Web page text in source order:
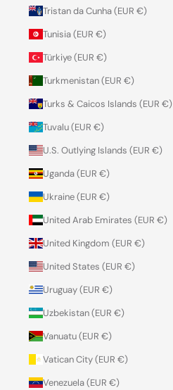
Tristan da Cunha (EUR €)
Tunisia (EUR €)
Türkiye (EUR €)
Turkmenistan (EUR €)
Turks & Caicos Islands (EUR €)
Tuvalu (EUR €)
U.S. Outlying Islands (EUR €)
Uganda (EUR €)
Ukraine (EUR €)
United Arab Emirates (EUR €)
United Kingdom (EUR €)
United States (EUR €)
Uruguay (EUR €)
Uzbekistan (EUR €)
Vanuatu (EUR €)
Vatican City (EUR €)
Venezuela (EUR €)